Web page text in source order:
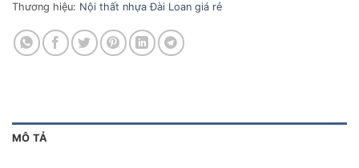
Thương hiệu: Nội thất nhựa Đài Loan giá rẻ
MÔ TẢ